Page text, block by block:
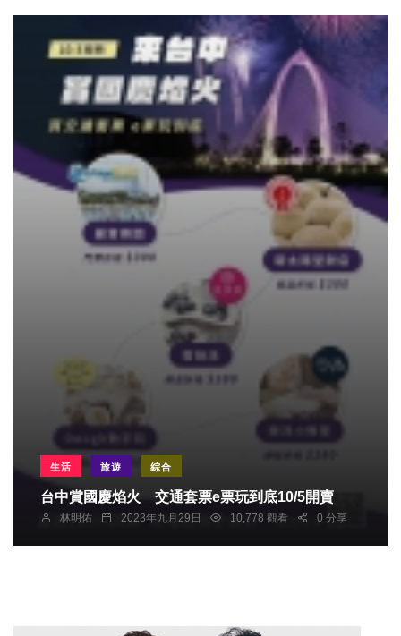
生活 旅遊 綜合
台中賞國慶焰火 交通套票e票玩到底10/5開賣
林明佑 2023年九月29日 10,778 觀看 0 分享